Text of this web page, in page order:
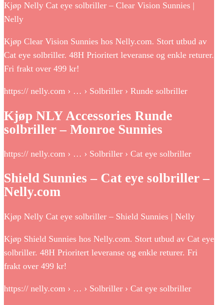
Kjøp Nelly Cat eye solbriller – Clear Vision Sunnies |
Nelly
Kjøp Clear Vision Sunnies hos Nelly.com. Stort utbud av
Cat eye solbriller. 48H Prioritert leveranse og enkle returer.
Fri frakt over 499 kr!
https:// nelly.com › … › Solbriller › Runde solbriller
Kjøp NLY Accessories Runde
solbriller – Monroe Sunnies
https:// nelly.com › … › Solbriller › Cat eye solbriller
Shield Sunnies – Cat eye solbriller –
Nelly.com
Kjøp Nelly Cat eye solbriller – Shield Sunnies | Nelly
Kjøp Shield Sunnies hos Nelly.com. Stort utbud av Cat eye
solbriller. 48H Prioritert leveranse og enkle returer. Fri
frakt over 499 kr!
https:// nelly.com › … › Solbriller › Cat eye solbriller